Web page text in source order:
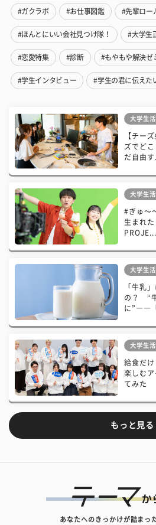
#ガクラボ #お仕事図鑑 #先輩ロー
#ほんとにいい会社見つけ隊！ #大学生
#恋愛特集 #診断 #もやもや解決ゼ
#学生インタビュー #学生の君に伝えた
大学生活
【チー
ズでど
だ自由す
大学生活
#ぎゅ〜
生まれ
PROJE...
大学生活
「牛乳
の？ “
に”――「
大学生活
給食だ
楽しむア
てみた
もっと見る
あなたへのきっかけが詰まっ